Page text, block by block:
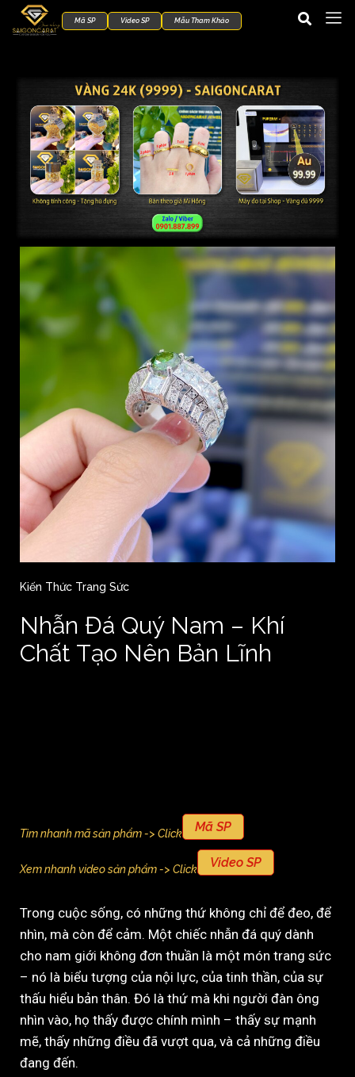
Mã SP Video SP Mẫu Tham Khảo
Kiến Thức Trang Sức
Nhẫn Đá Quý Nam – Khí
Chất Tạo Nên Bản Lĩnh
Tìm nhanh mã sản phẩm -> Click Mã SP
Xem nhanh video sản phẩm -> Click Video SP
Trong cuộc sống, có những thứ không chỉ để đeo, để
nhìn, mà còn để cảm. Một chiếc nhẫn đá quý dành
cho nam giới không đơn thuần là một món trang sức
– nó là biểu tượng của nội lực, của tinh thần, của sự
thấu hiểu bản thân. Đó là thứ mà khi người đàn ông
nhìn vào, họ thấy được chính mình – thấy sự mạnh
mẽ, thấy những điều đã vượt qua, và cả những điều
đang đến.